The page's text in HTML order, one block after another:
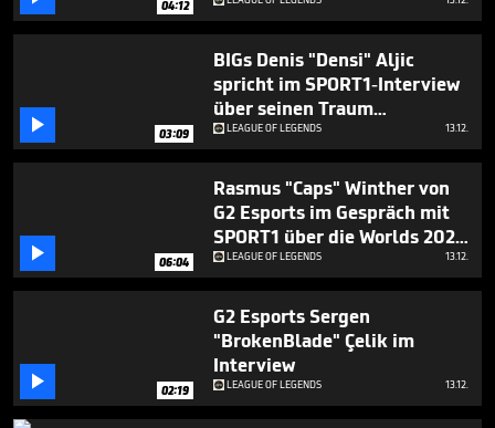
3
04:12
der Bühne
 03:09
BIGs Denis "Densi" Aljic
spricht im SPORT1-Interview
über seinen Traum
Profispieler zu sein
LEAGUE OF LEGENDS 13.12.
 06:04
Rasmus "Caps" Winther von
G2 Esports im Gespräch mit
SPORT1 über die Worlds 2023
und die LEC Season 2024
LEAGUE OF LEGENDS 13.12.
 02:19
G2 Esports Sergen
"BrokenBlade" Çelik im
Interview
LEAGUE OF LEGENDS 13.12.